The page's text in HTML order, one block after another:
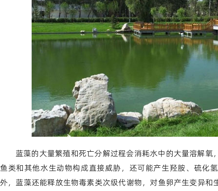
蓝藻的大量繁殖和死亡分解过程会消耗水中的大量溶解
鱼类和其他水生动物构成直接威胁，还可能产生羟胺、硫化
外，蓝藻还能释放生物毒素类次级代谢物，对鱼卵产生变异